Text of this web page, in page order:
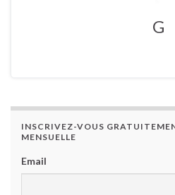
G
INSCRIVEZ-VOUS
MENSUELLE
Email